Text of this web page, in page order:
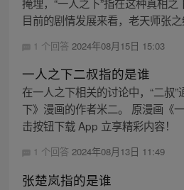
目前的剧情发展来看，老天师张之
1 个回答 2024年08月15日 15:03
一人之下二叔指的是谁
在一人之下相关的讨论中，“二叔
下》漫画的作者米二。 原漫画《
击按钮下载 App 立享精彩内容！
1 个回答 2024年08月13日 11:49
张楚岚指的是谁